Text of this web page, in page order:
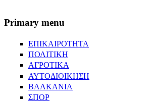
Primary menu
ΕΠΙΚΑΙΡΟΤΗΤΑ
ΠΟΛΙΤΙΚΗ
ΑΓΡΟΤΙΚΑ
ΑΥΤΟΔΙΟΙΚΗΣΗ
ΒΑΛΚΑΝΙΑ
ΣΠΟΡ